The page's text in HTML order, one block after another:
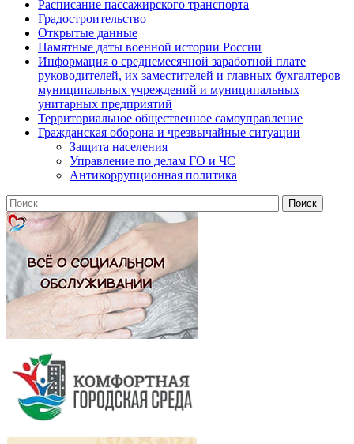
Расписание пассажирского транспорта
Градостроительство
Открытые данные
Памятные даты военной истории России
Информация о среднемесячной заработной плате
руководителей, их заместителей и главных бухгалтеров
муниципальных учреждений и муниципальных
унитарных предприятий
Территориальное общественное самоуправление
Гражданская оборона и чрезвычайные ситуации
Защита населения
Управление по делам ГО и ЧС
Антикоррупционная политика